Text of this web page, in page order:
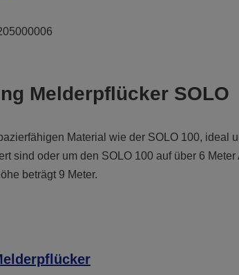
Melderpflücker SOLO
Material wie der SOLO 100, ideal
sind oder um den SOLO 100 auf über 6
beträgt 9 Meter.